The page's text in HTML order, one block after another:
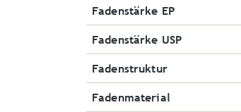
Fadenstärke EP
Fadenstärke USP
Fadenstruktur
Fadenmaterial